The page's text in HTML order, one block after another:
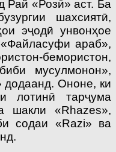
Рай «Розӣ» аст. Ба
шахсиятӣ,
эҷодӣ унвонҳое
араб»,
бемористон,
мусулмонон»,
Ононе, ки
лотинӣ тарҷума
шакли «Rhazes»,
содаи «Razi» ва